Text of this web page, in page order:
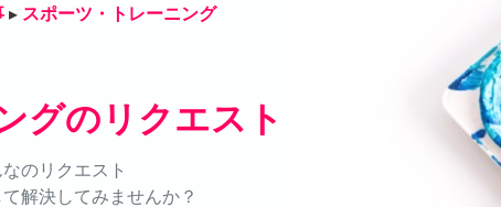
▸ スポーツ・トレーニング
グのリクエスト
のリクエスト
解決してみませんか？